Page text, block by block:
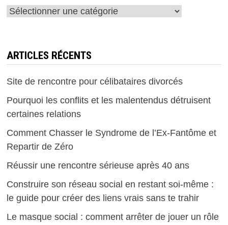
Catégories
ARTICLES RÉCENTS
Site de rencontre pour célibataires divorcés
Pourquoi les conflits et les malentendus détruisent
certaines relations
Comment Chasser le Syndrome de l’Ex-Fantôme et
Repartir de Zéro
Réussir une rencontre sérieuse après 40 ans
Construire son réseau social en restant soi-même :
le guide pour créer des liens vrais sans te trahir
Le masque social : comment arrêter de jouer un rôle